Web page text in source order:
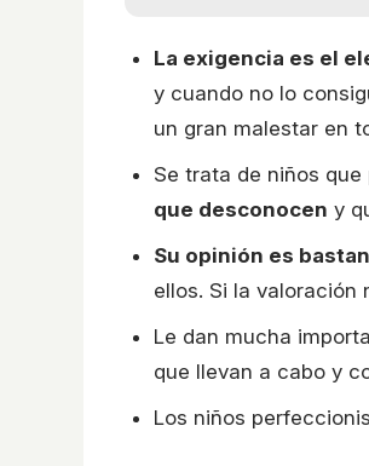
La exigencia es el
y cuando no lo
un gran malestar en
Se trata de niños
que desconocen y
Su opinión es
ellos. Si la valoración
Le dan mucha
que llevan a cabo y
Los niños